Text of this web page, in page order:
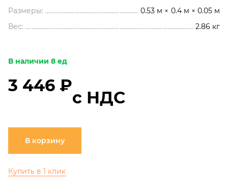
Размеры:
0.53 м × 0.4 м × 0.05 м
Вес:
2.86 кг
В наличии 8 ед
3 446 ₽
с НДС
В корзину
Купить в 1 клик